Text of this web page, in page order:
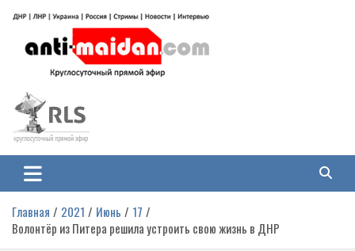
содержимому
Антимайдан: Гражданская война
на Украине
гражданской войне на Украине, включая события в Новороссии, ДНР,
ЛНР и других регионах.
Главная 2021 Июнь
17
Волонтёр из Питера решила устроить свою жизнь в ДНР